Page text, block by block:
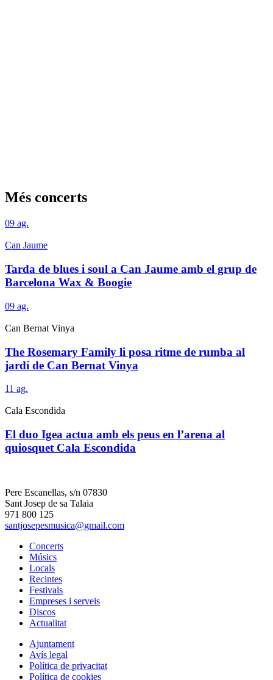
Més concerts
09 ag.
Can Jaume
Tarda de blues i soul a Can Jaume amb el grup de
Barcelona Wax & Boogie
09 ag.
Can Bernat Vinya
The Rosemary Family li posa ritme de rumba al
jardí de Can Bernat Vinya
11 ag.
Cala Escondida
El duo Igea actua amb els peus en l’arena al
quiosquet Cala Escondida
Pere Escanellas, s/n 07830
Sant Josep de sa Talaia
971 800 125
santjosepesmusica@gmail.com
Concerts
Músics
Locals
Recintes
Festivals
Empreses i serveis
Discos
Actualitat
Ajuntament
Avís legal
Política de privacitat
Política de cookies